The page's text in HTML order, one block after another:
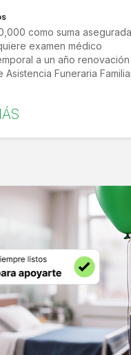
como suma
examen médico
a un año
Asistencia Funeraria